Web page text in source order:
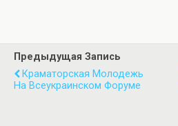
Предыдущая Запись
Краматорская Молодежь
На Всеукраинском Форуме